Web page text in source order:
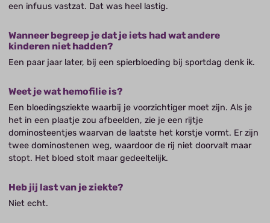
een infuus vastzat. Dat was heel lastig.
Wanneer begreep je dat je iets had wat andere
kinderen niet hadden?
Een paar jaar later, bij een spierbloeding bij sportdag denk ik.
Weet je wat hemofilie is?
Een bloedingsziekte waarbij je voorzichtiger moet zijn. Als je
het in een plaatje zou afbeelden, zie je een rijtje
dominosteentjes waarvan de laatste het korstje vormt. Er zijn
twee dominostenen weg, waardoor de rij niet doorvalt maar
stopt. Het bloed stolt maar gedeeltelijk.
Heb jij last van je ziekte?
Niet echt.